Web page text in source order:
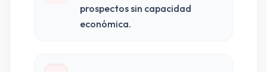
prospectos sin capacidad
económica.